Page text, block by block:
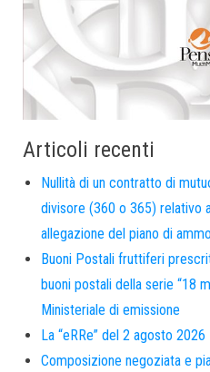
Articoli recenti
Nullità di un contratto di
divisore (360 o 365) relativo
allegazione del piano di
Buoni Postali fruttiferi
buoni postali della serie “18
Ministeriale di emissione
La “eRRe” del 2 agosto 2026
Composizione negoziata e